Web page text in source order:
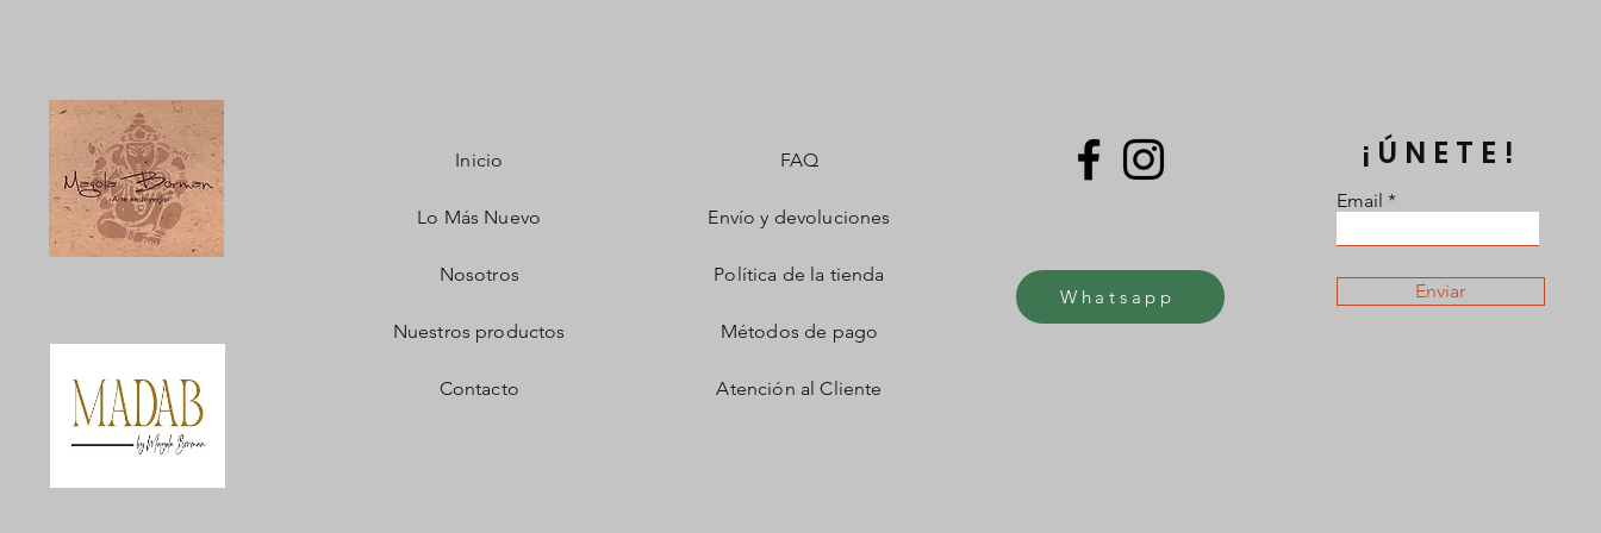
Inicio
Lo Más Nuevo
Nosotros
Nuestros productos
Contacto
FAQ
Envío y devoluciones
Política de la tienda
Métodos de pago
Atención al Cliente
Whatsapp
¡ÚNETE!
Email
Enviar